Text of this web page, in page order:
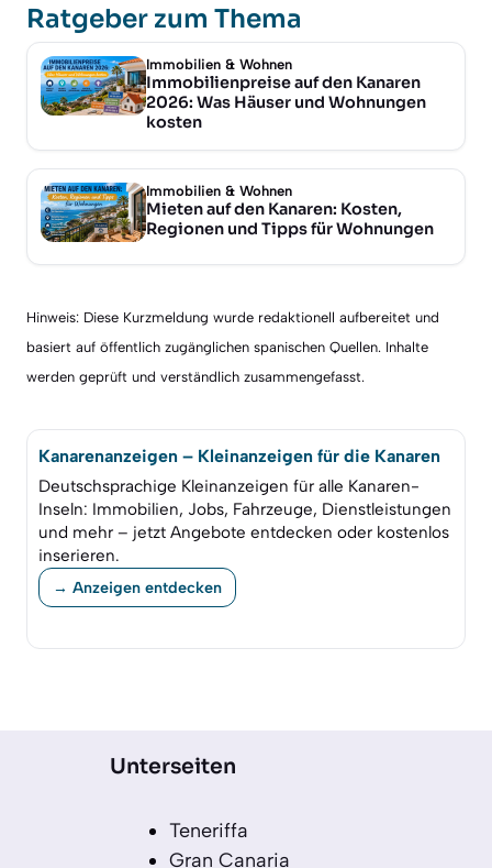
Ratgeber zum Thema
Immobilien & Wohnen
Immobilienpreise auf den Kanaren
2026: Was Häuser und Wohnungen
kosten
Immobilien & Wohnen
Mieten auf den Kanaren: Kosten,
Regionen und Tipps für Wohnungen
Hinweis: Diese Kurzmeldung wurde redaktionell aufbereitet und
basiert auf öffentlich zugänglichen spanischen Quellen. Inhalte
werden geprüft und verständlich zusammengefasst.
Kanarenanzeigen – Kleinanzeigen für die Kanaren
Deutschsprachige Kleinanzeigen für alle Kanaren-
Inseln: Immobilien, Jobs, Fahrzeuge, Dienstleistungen
und mehr – jetzt Angebote entdecken oder kostenlos
inserieren.
→ Anzeigen entdecken
Unterseiten
Teneriffa
Gran Canaria